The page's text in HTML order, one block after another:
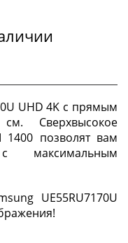
UHD 4K с прямым
Сверхвысокое
позволят вам
максимальным
UE55RU7170U